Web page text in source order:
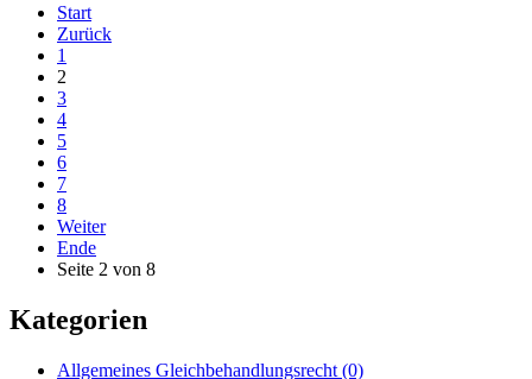
Start
Zurück
1
2
3
4
5
6
7
8
Weiter
Ende
Seite 2 von 8
Kategorien
Allgemeines Gleichbehandlungsrecht (0)